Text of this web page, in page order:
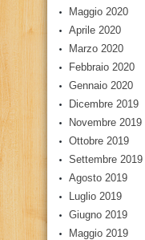
Maggio 2020
Aprile 2020
Marzo 2020
Febbraio 2020
Gennaio 2020
Dicembre 2019
Novembre 2019
Ottobre 2019
Settembre 2019
Agosto 2019
Luglio 2019
Giugno 2019
Maggio 2019